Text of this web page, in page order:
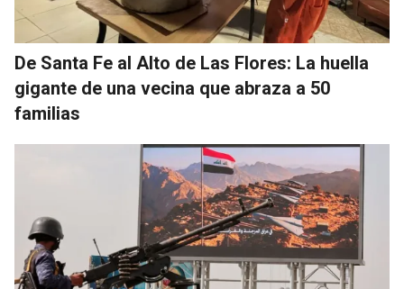
De Santa Fe al Alto de Las Flores: La huella
gigante de una vecina que abraza a 50
familias